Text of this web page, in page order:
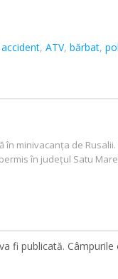
accident, ATV, bărbat,
în minivacanța de Rusalii.
în județul Satu Mare
fi publicată.